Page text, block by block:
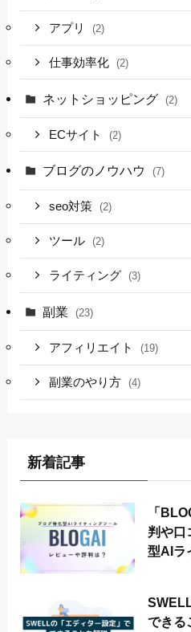
アプリ (2)
仕事効率化 (2)
ネットショッピング (2)
ECサイト (2)
ブログのノウハウ (7)
seo対策 (2)
ツール (2)
ライティング (3)
副業 (23)
アフィリエイト (19)
副業のやり方 (4)
新着記事
「
判や口
型AIラ
できる